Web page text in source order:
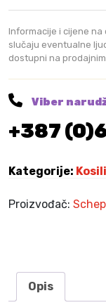
c
h
m
o
t
o
n
o
s
k
Informacije i cijene
slučaju eventualne
dostupni na
Viber
+387
Kategorije:
Proizvođač:
Opis